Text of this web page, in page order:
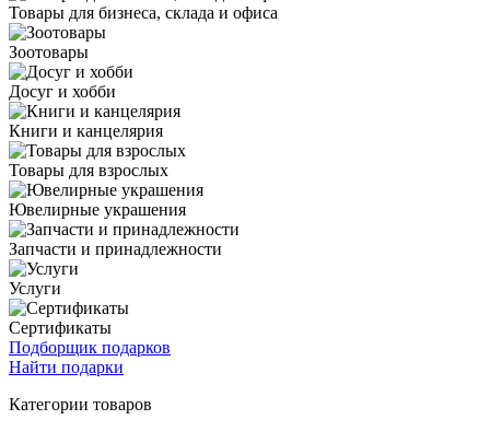
Товары для бизнеса, склада и офиса
Зоотовары
Досуг и хобби
Книги и канцелярия
Товары для взрослых
Ювелирные украшения
Запчасти и принадлежности
Услуги
Сертификаты
Подборщик подарков
Найти подарки
Категории товаров